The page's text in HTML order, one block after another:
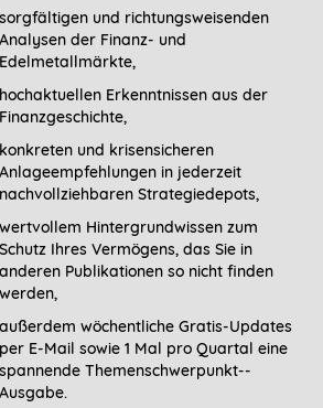
sorgfältigen und richtungsweisenden
Analysen der Finanz- und
Edelmetallmärkte,
hochaktuellen Erkenntnissen aus der
Finanzgeschichte,
konkreten und krisensicheren
Anlageempfehlungen in jederzeit
nachvollziehbaren Strategiedepots,
wertvollem Hintergrundwissen zum
Schutz Ihres Vermögens, das Sie in
anderen Publikationen so nicht finden
werden,
außerdem wöchentliche Gratis-Updates
per E-Mail sowie 1 Mal pro Quartal eine
spannende Themenschwerpunkt-­
Ausgabe.